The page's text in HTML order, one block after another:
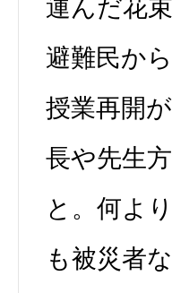
運んだ花
避難民か
授業再開
長や先生
と。何よ
も被災者